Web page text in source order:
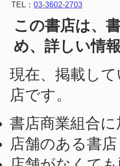
TEL： 03-3602-2703
この書店は、
め、詳しい情
現在、掲載し
店です。
書店商業組合
店舗のある書店